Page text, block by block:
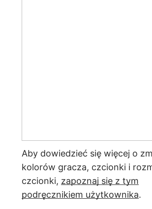
Aby dowiedzieć się więcej o
kolorów gracza, czcionki i
czcionki, zapoznaj się z tym
podręcznikiem użytkownika.